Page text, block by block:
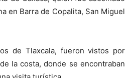
en Barra de Copalita, San Miguel
de Tlaxcala, fueron vistos por
la costa, donde se encontraban